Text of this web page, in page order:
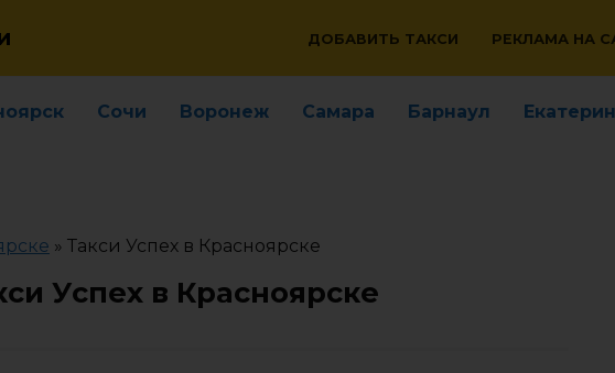
ДОБАВИТЬ ТАКСИ РЕКЛАМА НА
Сочи Воронеж Самара Барнаул
» Такси Успех в Красноярске
Успех в Красноярске